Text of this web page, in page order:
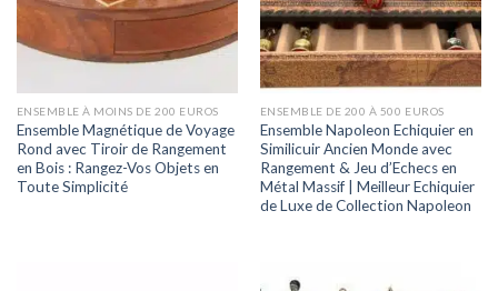
ENSEMBLE À MOINS DE 200 EUROS
Ensemble Magnétique de Voyage
Rond avec Tiroir de Rangement
en Bois : Rangez-Vos Objets en
Toute Simplicité
ENSEMBLE DE 200 À 500 EUROS
Ensemble Napoleon Echiquier en
Similicuir Ancien Monde avec
Rangement & Jeu d’Echecs en
Métal Massif | Meilleur Echiquier
de Luxe de Collection Napoleon